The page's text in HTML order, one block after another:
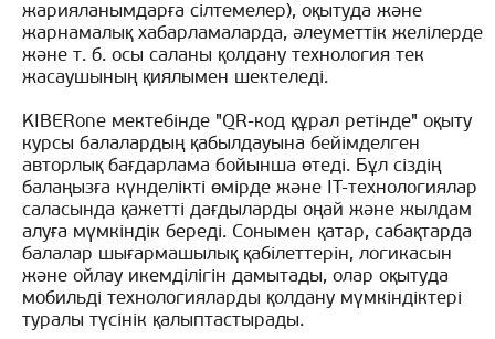
жарияланымдарға сілтемелер), оқытуда және
жарнамалық хабарламаларда, әлеуметтік желілерде
және т. б. осы саланы қолдану технология тек
жасаушының қиялымен шектеледі.
KIBERone мектебінде "QR-код құрал ретінде" оқыту
курсы балалардың қабылдауына бейімделген
авторлық бағдарлама бойынша өтеді. Бұл сіздің
балаңызға күнделікті өмірде және IT-технологиялар
саласында қажетті дағдыларды оңай және жылдам
алуға мүмкіндік береді. Сонымен қатар, сабақтарда
балалар шығармашылық қабілеттерін, логикасын
және ойлау икемділігін дамытады, олар оқытуда
мобильді технологияларды қолдану мүмкіндіктері
туралы түсінік қалыптастырады.